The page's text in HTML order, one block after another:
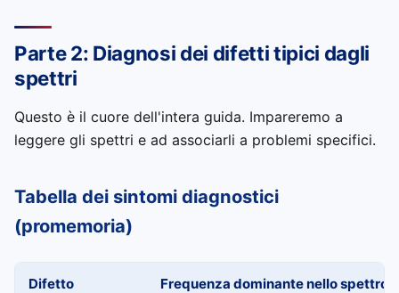
Parte 2: Diagnosi dei difetti tipici dagli
spettri
Questo è il cuore dell'intera guida. Impareremo a
leggere gli spettri e ad associarli a problemi specifici.
Tabella dei sintomi diagnostici
(promemoria)
Difetto Frequenza dominante nello spettro